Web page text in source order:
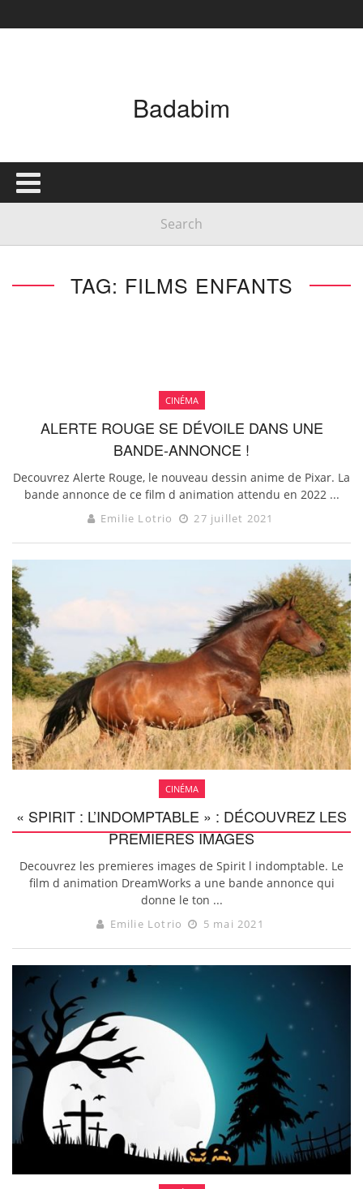
Badabim
TAG: FILMS ENFANTS
CINÉMA
ALERTE ROUGE SE DÉVOILE DANS UNE
BANDE-ANNONCE !
Decouvrez Alerte Rouge, le nouveau dessin anime de Pixar. La
bande annonce de ce film d animation attendu en 2022 ...
Emilie Lotrio 27 juillet 2021
CINÉMA
« SPIRIT : L’INDOMPTABLE » : DÉCOUVREZ LES
PREMIÈRES IMAGES
Decouvrez les premieres images de Spirit l indomptable. Le
film d animation DreamWorks a une bande annonce qui
donne le ton ...
Emilie Lotrio 5 mai 2021